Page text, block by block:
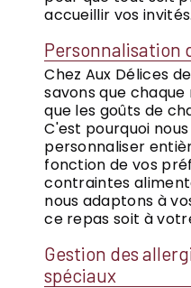
accueillir vos invités.
Personnalisation
Chez Aux Délices
savons que
que les goûts de
C'est pourquoi
personnaliser
fonction de vos
contraintes
nous adaptons à
ce repas soit à
Gestion des
spéciaux